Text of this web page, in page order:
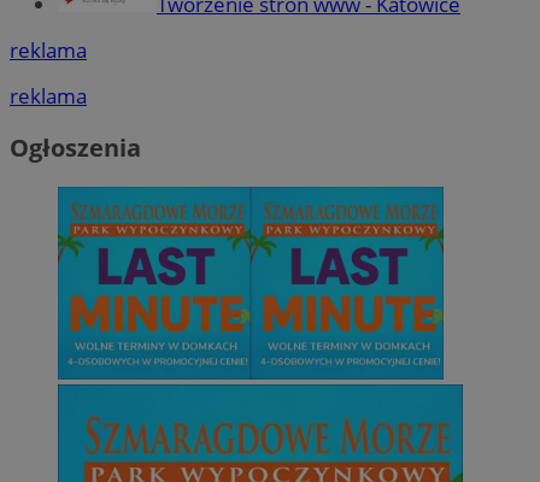
reklama
reklama
Ogłoszenia